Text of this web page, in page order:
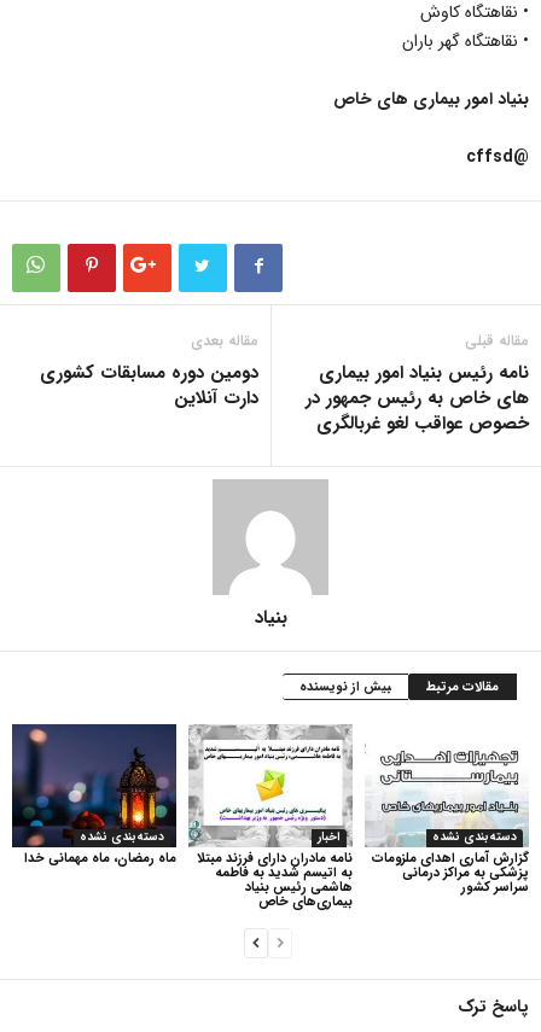
• نقاهتگاه کاوش
• نقاهتگاه گهر باران
بنیاد امور بیماری های خاص
@cffsd
مقاله قبلی
نامه رئیس بنیاد امور بیماری
های خاص به رئیس جمهور در
خصوص عواقب لغو غربالگری
مقاله بعدی
دومین دوره مسابقات کشوری
دارت آنلاین
بنیاد
مقالات مرتبط بیش از نویسنده
دسته‌بندی نشده
ماه رمضان، ماه مهمانی خدا
اخبار
نامه مادران دارای فرزند مبتلا
به اتیسم شدید به فاطمه
هاشمی رئیس بنیاد
بیماری‌های خاص
دسته‌بندی نشده
گزارش آماری اهدای ملزومات
پزشکی به مراکز درمانی
سراسر کشور
پاسخ ترک